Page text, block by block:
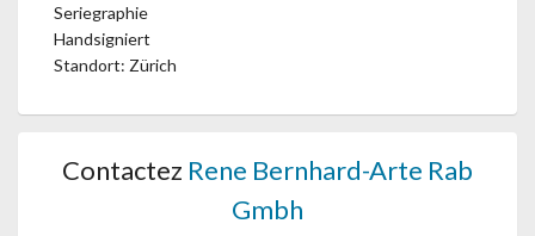
Seriegraphie
Handsigniert
Standort: Zürich
Contactez Rene Bernhard-Arte Rab
Gmbh